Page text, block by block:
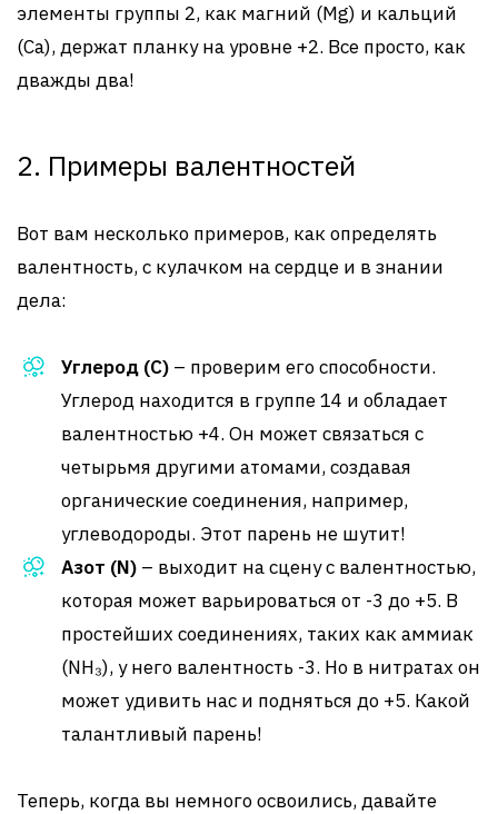
элементы группы 2, как магний (Mg) и кальций
(Ca), держат планку на уровне +2. Все просто, как
дважды два!
2. Примеры валентностей
Вот вам несколько примеров, как определять
валентность, с кулачком на сердце и в знании
дела:
Углерод (C) – проверим его способности.
Углерод находится в группе 14 и обладает
валентностью +4. Он может связаться с
четырьмя другими атомами, создавая
органические соединения, например,
углеводороды. Этот парень не шутит!
Азот (N) – выходит на сцену с валентностью,
которая может варьироваться от -3 до +5. В
простейших соединениях, таких как аммиак
(NH₃), у него валентность -3. Но в нитратах он
может удивить нас и подняться до +5. Какой
талантливый парень!
Теперь, когда вы немного освоились, давайте